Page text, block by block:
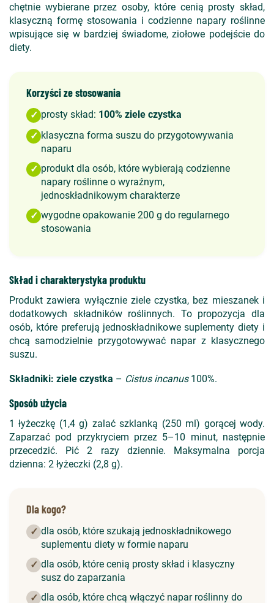
chętnie wybierane przez osoby, które cenią prosty skład,
klasyczną formę stosowania i codzienne napary roślinne
wpisujące się w bardziej świadome, ziołowe podejście do
diety.
Korzyści ze stosowania
✓ prosty skład: 100% ziele czystka
✓ klasyczna forma suszu do przygotowywania
naparu
✓ produkt dla osób, które wybierają codzienne
napary roślinne o wyraźnym,
jednoskładnikowym charakterze
✓ wygodne opakowanie 200 g do regularnego
stosowania
Skład i charakterystyka produktu
Produkt zawiera wyłącznie ziele czystka, bez mieszanek i
dodatkowych składników roślinnych. To propozycja dla
osób, które preferują jednoskładnikowe suplementy diety i
chcą samodzielnie przygotowywać napar z klasycznego
suszu.
Składniki: ziele czystka – Cistus incanus100%.
Sposób użycia
1 łyżeczkę (1,4 g) zalać szklanką (250 ml) gorącej wody.
Zaparzać pod przykryciem przez 5–10 minut, następnie
przecedzić. Pić 2 razy dziennie. Maksymalna porcja
dzienna: 2 łyżeczki (2,8 g).
Dla kogo?
✓ dla osób, które szukają jednoskładnikowego
suplementu diety w formie naparu
✓ dla osób, które cenią prosty skład i klasyczny
susz do zaparzania
✓ dla osób, które chcą włączyć napar roślinny do